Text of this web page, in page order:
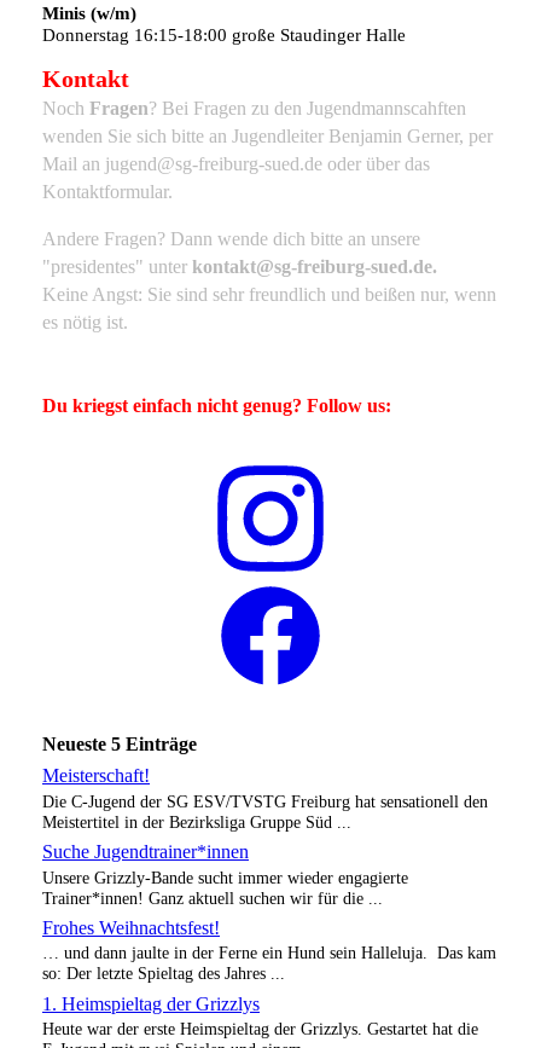
Minis (w/m)
Donnerstag 16:15-18:00 große Staudinger Halle
Kontakt
Noch Fragen? Bei Fragen zu den Jugendmannscahften
wenden Sie sich bitte an Jugendleiter Benjamin Gerner, per
Mail an jugend@sg-freiburg-sued.de oder über das
Kontaktformular.
Andere Fragen? Dann wende dich bitte an unsere
"presidentes" unter kontakt@sg-freiburg-sued.de.
Keine Angst: Sie sind sehr freundlich und beißen nur, wenn
es nötig ist.
Du kriegst einfach nicht genug? Follow us:
Neueste 5 Einträge
Meisterschaft!
Die C-Jugend der SG ESV/TVSTG Freiburg hat sensationell den
Meistertitel in der Bezirksliga Gruppe Süd ...
Suche Jugendtrainer*innen
Unsere Grizzly-Bande sucht immer wieder engagierte
Trainer*innen! Ganz aktuell suchen wir für die ...
Frohes Weihnachtsfest!
… und dann jaulte in der Ferne ein Hund sein Halleluja. Das kam
so: Der letzte Spieltag des Jahres ...
1. Heimspieltag der Grizzlys
Heute war der erste Heimspieltag der Grizzlys. Gestartet hat die